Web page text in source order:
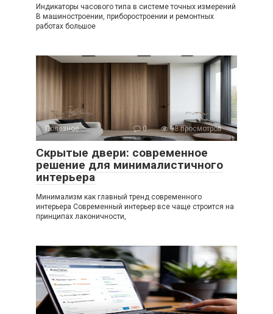
Индикаторы часового типа в системе точных измерений
В машиностроении, приборостроении и ремонтных
работах большое
Полезное 0 98 просмотров
Скрытые двери: современное
решение для минималистичного
интерьера
Минимализм как главный тренд современного
интерьера Современный интерьер все чаще строится на
принципах лаконичности,